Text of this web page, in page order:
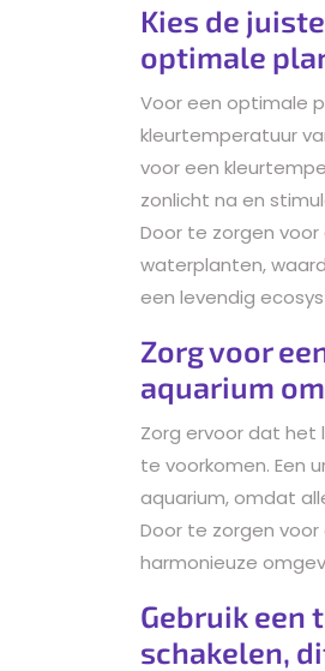
Kies de
optimale
Voor een optimale
kleurtemperatuur
voor een
zonlicht na en
Door te zorgen
waterplanten,
een levendig
Zorg voor
aquarium
Zorg ervoor dat het
te voorkomen. Een
aquarium, omdat
Door te zorgen
harmonieuze
Gebruik een
schakelen,